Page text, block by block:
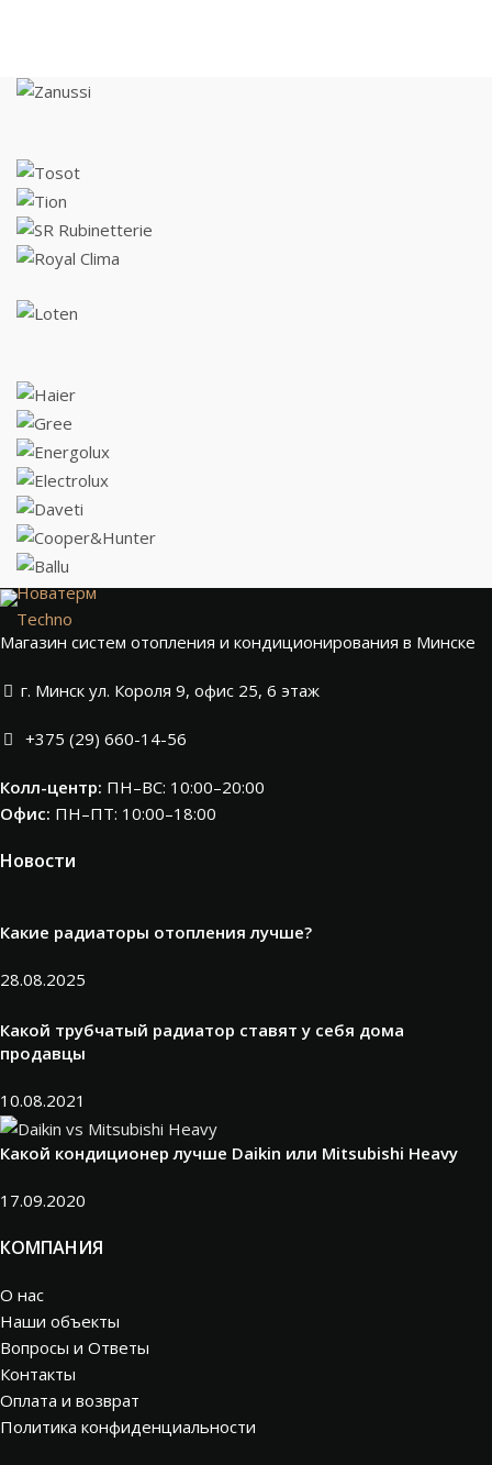
Новатерм
Techno
Магазин систем отопления и кондиционирования в Минске
г. Минск ул. Короля 9, офис 25, 6 этаж
+375 (29) 660-14-56
Колл-центр: ПН–ВС: 10:00–20:00​
Офис: ПН–ПТ: 10:00–18:00
Новости
Какие радиаторы отопления лучше?
28.08.2025
Какой трубчатый радиатор ставят у себя дома
продавцы
10.08.2021
Какой кондиционер лучше Daikin или Mitsubishi Heavy
17.09.2020
КОМПАНИЯ
О нас
Наши объекты
Вопросы и Ответы
Контакты
Оплата и возврат
Политика конфиденциальности